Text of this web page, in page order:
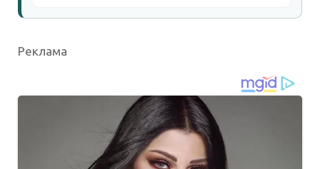
Реклама